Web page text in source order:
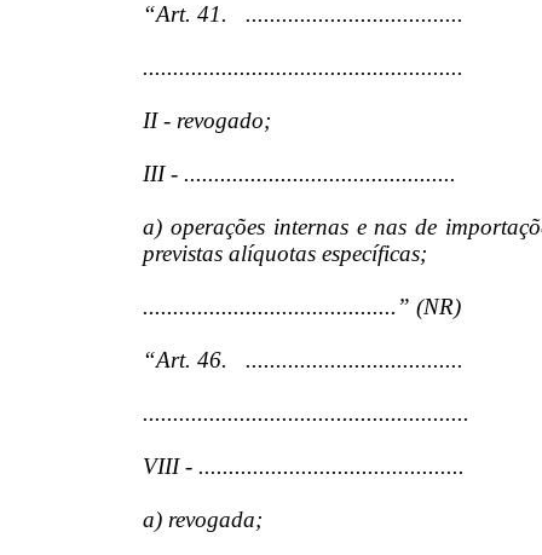
“Art. 41. ....................................
.....................................................
II - revogado;
III - .............................................
a) operações internas e nas de
previstas alíquotas específicas;
..........................................” (NR)
“Art. 46. ....................................
......................................................
VIII - ............................................
a) revogada;